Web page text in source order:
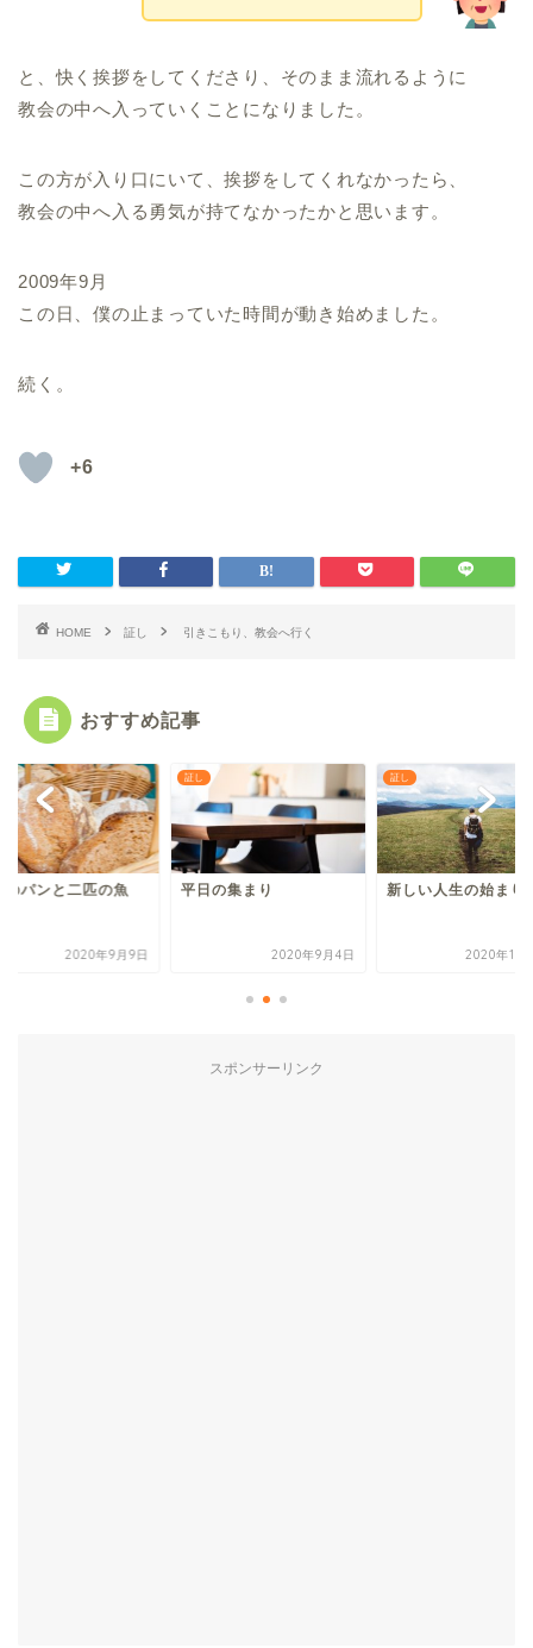
と、快く挨拶をしてくださり、そのまま流れるように
教会の中へ入っていくことになりました。
この方が入り口にいて、挨拶をしてくれなかったら、
教会の中へ入る勇気が持てなかったかと思います。
2009年9月
この日、僕の止まっていた時間が動き始めました。
続く。
+6
HOME 証し 引きこもり、教会へ行く
おすすめ記事
のパンと二匹の魚
2020年9月9日
証し
平日の集まり
2020年9月4日
証し
新しい人生の始まり
2020年10
スポンサーリンク